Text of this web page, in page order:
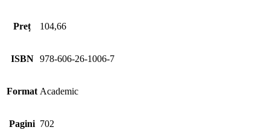
Preț 104,66
ISBN 978-606-26-1006-7
Format Academic
Pagini 702